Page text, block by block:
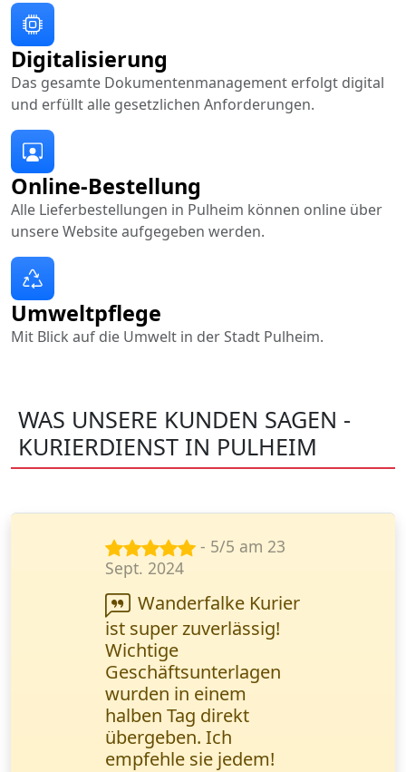
Online-Bestellung
Alle Lieferbestellungen in Pulheim können online über
unsere Website aufgegeben werden.
Digitalisierung
Das gesamte Dokumentenmanagement erfolgt digital
und erfüllt alle gesetzlichen Anforderungen.
Umweltpflege
Mit Blick auf die Umwelt in der Stadt Pulheim.
WAS UNSERE KUNDEN SAGEN -
KURIERDIENST IN PULHEIM
- 5/5 am 7
März 2025
Dokumentenlieferung
bestellt. Alles kam
pünktlich an, aber die
Kommunikation mit
der Zentrale war etwas
langsam. Insgesamt
bin ich zufrieden.